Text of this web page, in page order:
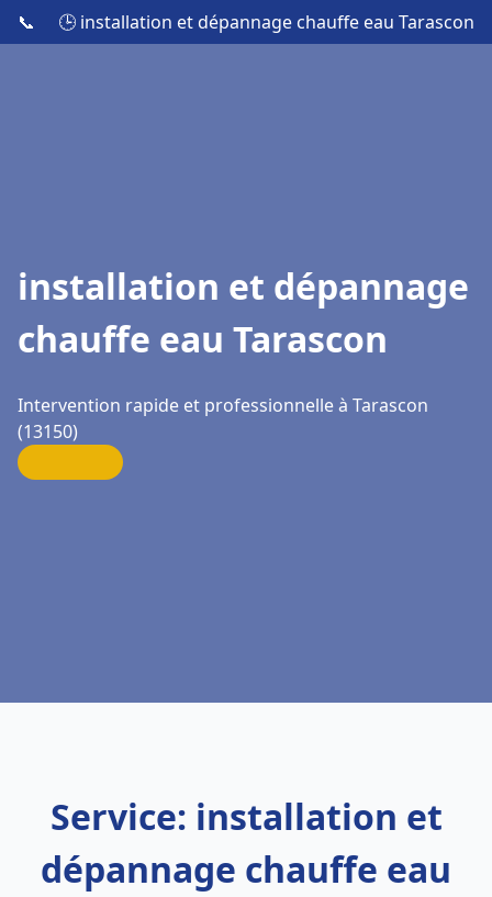
📞 🕒 installation et dépannage chauffe eau Tarascon
installation et dépannage
chauffe eau Tarascon
Intervention rapide et professionnelle à Tarascon
(13150)
Service: installation et
dépannage chauffe eau